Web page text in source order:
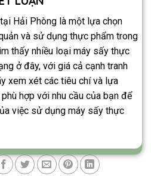
Hải Phòng là một lựa chọn
và sử dụng thực phẩm trong
thấy nhiều loại máy sấy thực
ở đây, với giá cả cạnh tranh
xem xét các tiêu chí và lựa
hợp với nhu cầu của bạn để
việc sử dụng máy sấy thực